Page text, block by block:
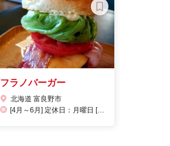
フラノバーガー
北海道 富良野市
[4月～6月] 定休日：月曜日 [7月～8月]定休日：無休 予定[9月～10月]定休日：木曜日 ※2021年の営業は11月3日（水）で終了致しました。 2022年の営業は4月下旬を予定しております。